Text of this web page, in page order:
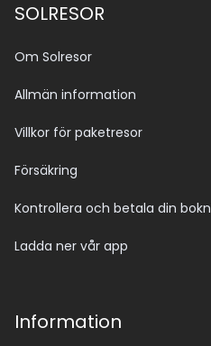
SOLRESOR
Om Solresor
Allmän information
Villkor för paketresor
Försäkring
Kontrollera och betala din
Ladda ner vår app
Information